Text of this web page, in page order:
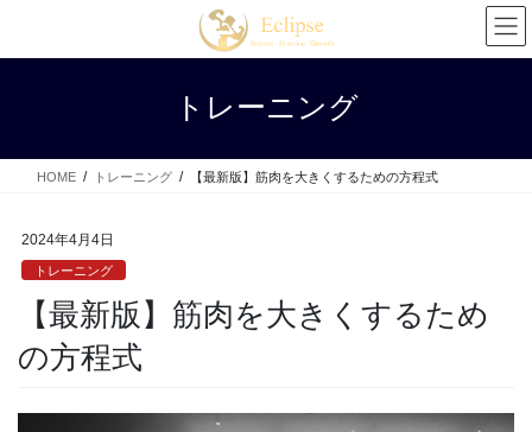
テ
ス
ゲ
ン
トレーニング
HOME トレーニング 【最新版】筋肉を大きくするための方程式
2024年4月4日
トレーニング
【最新版】筋肉を大きくするため
の方程式